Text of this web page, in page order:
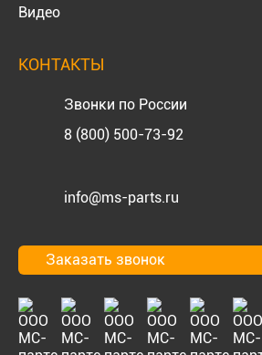
Видео
КОНТАКТЫ
Звонки по России
8 (800) 500-73-92
info@ms-parts.ru
Заказать звонок